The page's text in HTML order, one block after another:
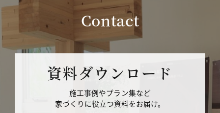
Contact
資料ダウンロード
施工事例やプラン集など
家づくりに役立つ資料をお届け。